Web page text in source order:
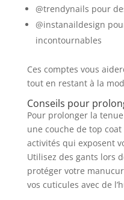
@trendynails pour
@instanaildesign
incontournables
Ces comptes vous
tout en restant à la
Conseils pour
Pour prolonger la
une couche de top
activités qui exposent
Utilisez des gants lors
protéger votre
vos cuticules avec de